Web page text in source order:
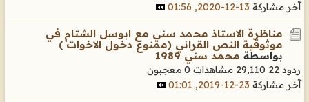
آخر مشاركة 13-12-2020, 01:56
مناظرة الاستاذ محمد سني مع ابوسل الشتام في
موثوقية النص القراني (ممنوع دخول الاخوات )
بواسطة محمد سني 1989
ردود 22 29,110 مشاهدات
0 معجبون
آخر مشاركة 23-12-2019, 01:01